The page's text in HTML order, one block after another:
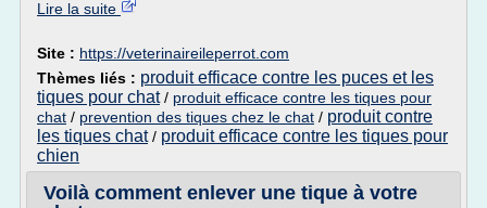
Lire la suite
Site : https://veterinaireileperrot.com
Thèmes liés : produit efficace contre les puces et les
tiques pour chat/ produit efficace contre les tiques pour
chat / prevention des tiques chez le chat / produit contre
les tiques chat/ produit efficace contre les tiques pour
chien
Voilà comment enlever une tique à votre